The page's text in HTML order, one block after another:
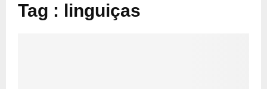
Tag : linguiças